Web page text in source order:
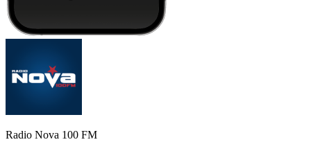
Radio Nova 100 FM